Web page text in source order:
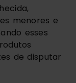
menores e
esses
de disputar